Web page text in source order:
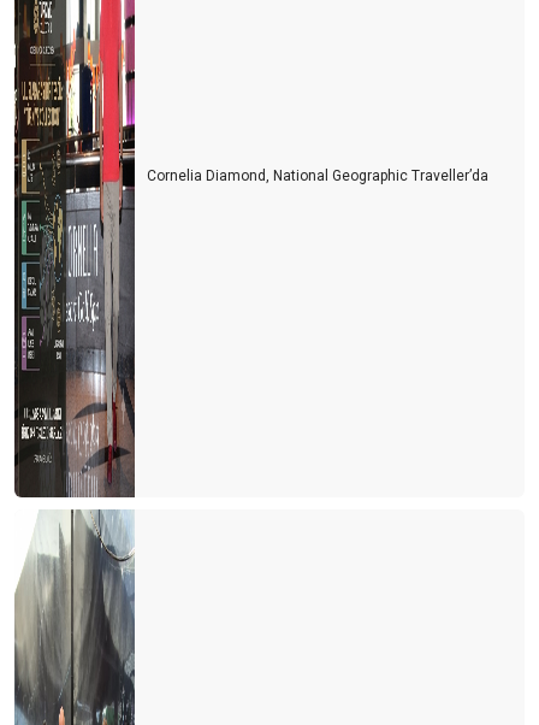
Fuarları özlemişiz
Personel turizm sektöründen kaçıyor
Turist ne yapsın?
Bu yıl oteller yabancı turiste kalacak gibi...
Turizm esnafı artan kurlara karşı çareyi buldu
Turizmcinin 2022 için en büyük korkusu
Turizm çalışanı sektörden kaçıyor
Turizmci yerli turiste ayrı fiyatlandırma yapmalı
Türk de olsa yabancı da olsa bekara otel odası yok
2021 yılında turizmde değişen bir şey yok
Bulgaristan'da turist olmak
Personel bulmak turist bulmaktan daha zor hale geliyor
Yer gök turist doldu, ardından umarım vaka dolmaz
Antalya'nın sahilleri dolu ama turistle değil
Turizmcinin oksijeni tükenmek üzere
Turizmde umutlar temmuz ayına kaldı
Cornelia Diamond, National Geographic Traveller’da